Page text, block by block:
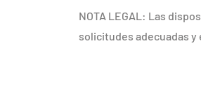
NOTA LEGAL: Las
solicitudes adecuadas